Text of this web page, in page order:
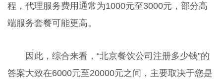
程，代理服务费用通常为1000元至3000元，部分高
端服务套餐可能更高。
因此，综合来看，“北京餐饮公司注册多少钱”的
答案大致在6000元至20000元之间，主要取决于您是